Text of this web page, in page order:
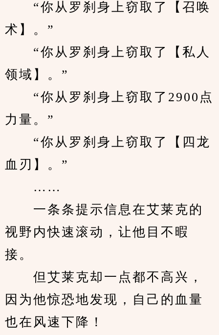
“你从罗刹身上窃取了【召唤
术】。”
“你从罗刹身上窃取了【私人
领域】。”
“你从罗刹身上窃取了2900点
力量。”
“你从罗刹身上窃取了【四龙
血刃】。”
……
一条条提示信息在艾莱克的
视野内快速滚动，让他目不暇
接。
但艾莱克却一点都不高兴，
因为他惊恐地发现，自己的血量
也在风速下降！